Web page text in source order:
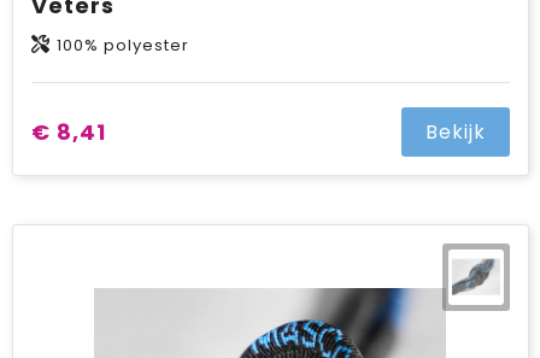
100% polyester
€ 8,41 Bekijk